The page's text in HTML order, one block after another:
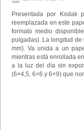
Presentada por Kodak
reemplazada en este
formato medio
pulgadas). La longitud
mm). Va unida a un
mientras está enrollada
a la luz del día sin
(6×4,5, 6×6 y 6×9) que